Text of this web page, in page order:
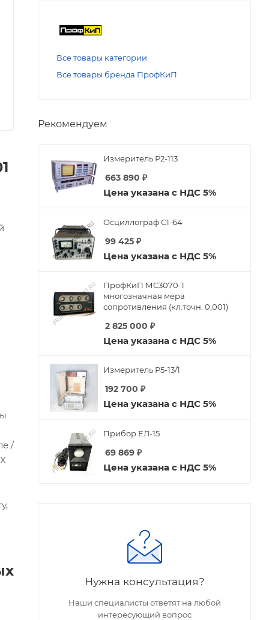
/
Все товары категории
Все товары бренда ПрофКиП
Рекомендуем
Измеритель Р2-113
663 890 ₽
Цена указана с НДС 5%
Осциллограф С1-64
99 425 ₽
Цена указана с НДС 5%
ПрофКиП МС3070-1
многозначная мера
сопротивления (кл.точн. 0,001)
2 825 000 ₽
Цена указана с НДС 5%
Измеритель Р5-13/1
192 700 ₽
Цена указана с НДС 5%
Прибор ЕЛ-15
69 869 ₽
Цена указана с НДС 5%
Нужна консультация?
Наши специалисты ответят на любой
интересующий вопрос